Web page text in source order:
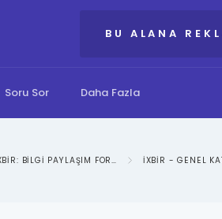
BU ALANA
Soru Sor Daha Fazla
IXBIR: BILGI PAYLAŞIM FORUMU IXBIR - GENEL